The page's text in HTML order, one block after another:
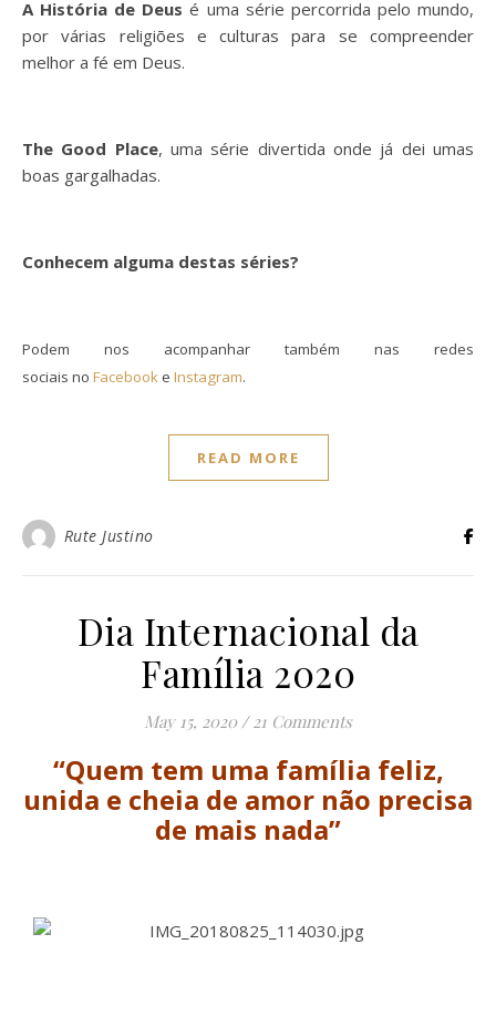
A História de Deus é uma série percorrida pelo mundo,
por várias religiões e culturas para se compreender
melhor a fé em Deus.
The Good Place, uma série divertida onde já dei umas
boas gargalhadas.
Conhecem alguma destas séries?
Podem nos acompanhar também nas redes
sociais no Facebooke Instagram.
READ MORE
Rute Justino
Dia Internacional da
Família 2020
May 15, 2020 / 21 Comments
“Quem tem uma família feliz,
unida e cheia de amor não precisa
de mais nada”